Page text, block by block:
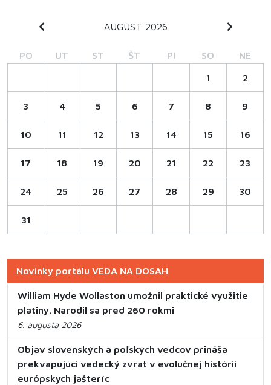
AUGUST 2026
PO UT ST ŠT PI SO NE
1 2
3 4 5 6 7 8 9
10 11 12 13 14 15 16
17 18 19 20 21 22 23
24 25 26 27 28 29 30
31
Novinky portálu VEDA NA DOSAH
William Hyde Wollaston umožnil praktické využitie
platiny. Narodil sa pred 260 rokmi
6. augusta 2026
Objav slovenských a poľských vedcov prináša
prekvapujúci vedecký zvrat v evolučnej histórii
európskych jašteríc